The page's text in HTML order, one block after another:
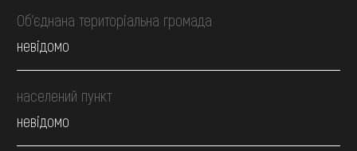
Об’єднана територіальна громада
невідомо
населений пункт
невідомо